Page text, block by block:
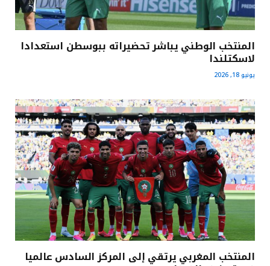
المنتخب الوطني يباشر تحضيراته ببوسطن استعدادا
لاسكتلندا
يونيو 18, 2026
المنتخب المغربي يرتقي إلى المركز السادس عالميا